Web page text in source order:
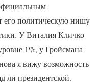
его политическую нишу
У Виталия Кличко
1%, у Гройсмана
я вижу возможность
ли президентской.